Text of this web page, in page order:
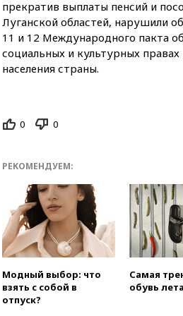
прекратив выплаты пенсий и
Луганской областей, нарушили
11 и 12 Международного пакта
социальных и культурных
населения страны.
0 0
РЕКОМЕНДУЕМ:
Модный выбор: что
взять с собой в
отпуск?
Самая
обувь